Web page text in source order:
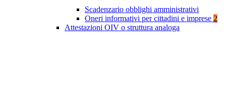
Scadenzario obblighi amministrativi
Oneri informativi per cittadini e imprese 2
Attestazioni OIV o struttura analoga